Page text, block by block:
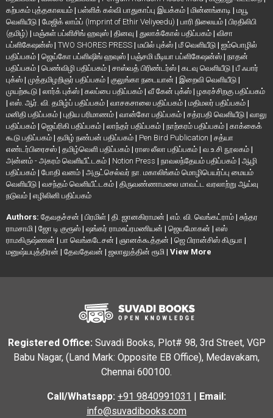
கற்பகம் புத்தகாலயம் | பள்ளிக் கல்வி பாதுகாப்பு இயக்கம் | மின்னங்காடி | மயூ
வெளியீடு | மேஜிக் லாம்ப் (Imprint of Ethir Veliyeedu) | பாரி நிலையம் | பிரதிலிபி
(தமிழ்) | மஞ்சுள் பப்ளிசிங் ஹவுஸ் | தினவு | துலாக்கோல் பதிப்பகம் | விசா
பப்ளிகேஷன்ஸ் | TWO SHORES PRESS | மயில் புக்ஸ் | மீ வெளியீடு | ஐம்பொழில்
பதிப்பகம் | ஜெய்கோ பப்ளிஷிங் ஹவுஸ் | பஞ்சமி மீடியா பப்ளிகேஷன்ஸ் | நாதன்
பதிப்பகம் | பெண்விழி பதிப்பகம் | சாஸ்வத் பிரிண்டர்ஸ் | கடவு வெளியீடு | பீ ஃபார்
புக்ஸ் | முத்தமிழறிஞர் பதிப்பகம் | குலுங்கா நடையான் | இறைவி வெளியீடு |
முயற்கூடு | லார்க் புக்ஸ் | கலப்பை பதிப்பகம் | வீ கேன் புக்ஸ் | ழகரச்சிறகு பதிப்பகம்
| எஸ். ஆர். வி. தமிழ்ப் பதிப்பகம் | வாசகசாலை பதிப்பகம் | மதிமலர் பதிப்பகம் |
மனிதி பதிப்பகம் | புதிய பரிமாணம் | வான்கோ பதிப்பகம் | சத்ரபதி வெளியீடு | வாலு
பதிப்பகம் | ஜெய்ரிகி பதிப்பகம் | லாந்தர் பதிப்பகம் | நாற்கரம் பதிப்பகம் | காக்கைக்
கூடு பதிப்பகம் | தமிழ் நண்பன் பதிப்பகம் | Pen Bird Publication | சத்யா
எண்டர்பிரைசஸ் | தமிழ்வெளி பதிப்பகம் | ராஸ லீலா பதிப்பகம் | வ.உ.சி நூலகம் |
அன்னம் - அகரம் வெளியீட்டகம் | Notion Press | நாவலந்தேயம் பதிப்பகம் | ஆழி
பதிப்பகம் | போதி வனம் | அருட்செல்வர் நா. மகாலிங்கம் மொழிபெயர்ப்பு மையம்
வெளியீடு | வசந்தம் வெளியீட்டகம் | திருவண்ணாமலை மாவட்ட வரலாற்று ஆய்வு
நடுவம் | எழிலினி பதிப்பகம்
Authors: தேவதச்சன் | பிரமிள் | தி. ஜானகிராமன் | எம். வி. வெங்கட்ராம் | சுந்தர
ராமசாமி | ஜோ டி குரூஸ் | ஷங்கர் ராமசுப்ரமணியன் | ஜெயமோகன் | எஸ்
ராமகிருஷ்ணன் | பா வெங்கடேசன் | ஞானக்கூத்தன் | ஜெ பிரான்சிஸ் கிருபா |
மனுஷ்யபுத்திரன் | தேவதேவன் | ஜலாலுத்தின் ரூமி | View More
Registered Office: Suvadi Books, Plot# 98, 3rd Street, VGP
Babu Nagar, (Land Mark: Opposite EB Office), Medavakam,
Chennai 600100.
Call/Whatsapp: +91 9840991031 | Email:
info@suvadibooks.com